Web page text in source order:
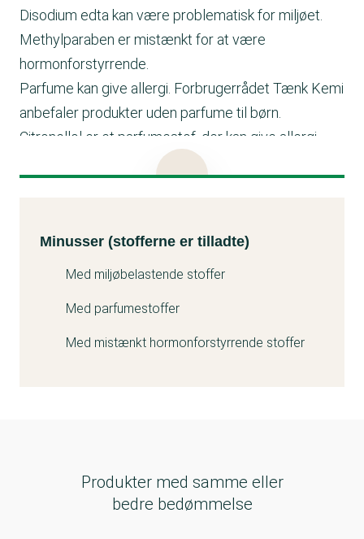
Disodium edta kan være problematisk for miljøet.
Methylparaben er mistænkt for at være
hormonforstyrrende.
Parfume kan give allergi. Forbrugerrådet Tænk Kemi
anbefaler produkter uden parfume til børn.
Citronellol er et parfumestof, der kan give allergi.
Forbrugerrådet Tænk Kemi anbefaler produkter
Forbrugerrådet Tænk Kemi anbefaler produkter
Minusser (stofferne er tilladte)
Med miljøbelastende stoffer
Med parfumestoffer
Med mistænkt hormonforstyrrende stoffer
Produkter med samme eller
bedre bedømmelse